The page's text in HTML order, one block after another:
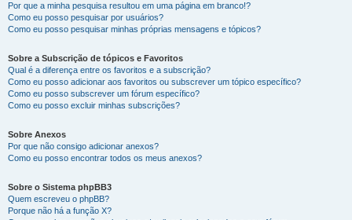
Por que a minha pesquisa resultou em uma página em branco!?
Como eu posso pesquisar por usuários?
Como eu posso pesquisar minhas próprias mensagens e tópicos?
Sobre a Subscrição de tópicos e Favoritos
Qual é a diferença entre os favoritos e a subscrição?
Como eu posso adicionar aos favoritos ou subscrever um tópico específico?
Como eu posso subscrever um fórum específico?
Como eu posso excluir minhas subscrições?
Sobre Anexos
Por que não consigo adicionar anexos?
Como eu posso encontrar todos os meus anexos?
Sobre o Sistema phpBB3
Quem escreveu o phpBB?
Porque não há a função X?